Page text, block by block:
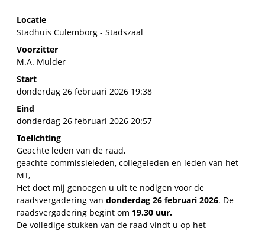
Locatie
Stadhuis Culemborg - Stadszaal
Voorzitter
M.A. Mulder
Start
donderdag 26 februari 2026 19:38
Eind
donderdag 26 februari 2026 20:57
Toelichting
Geachte leden van de raad,
geachte commissieleden, collegeleden en leden van het
MT,
Het doet mij genoegen u uit te nodigen voor de
raadsvergadering van donderdag 26 februari 2026. De
raadsvergadering begint om 19.30 uur.
De volledige stukken van de raad vindt u op het